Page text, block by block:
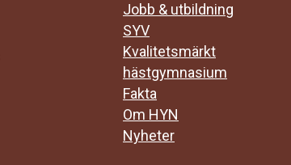
Jobb & utbildning
SYV
Kvalitetsmärkt
hästgymnasium
Fakta
Om HYN
Nyheter